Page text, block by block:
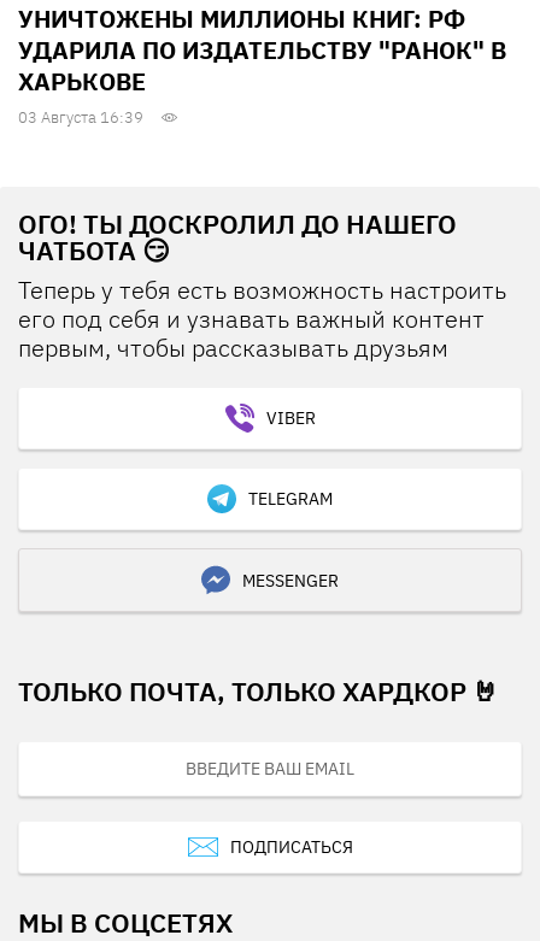
УНИЧТОЖЕНЫ МИЛЛИОНЫ КНИГ: РФ
УДАРИЛА ПО ИЗДАТЕЛЬСТВУ "РАНОК" В
ХАРЬКОВЕ
03 Августа 16:39
ОГО! ТЫ ДОСКРОЛИЛ ДО НАШЕГО
ЧАТБОТА 😏
Теперь у тебя есть возможность настроить
его под себя и узнавать важный контент
первым, чтобы рассказывать друзьям
VIBER
TELEGRAM
MESSENGER
ТОЛЬКО ПОЧТА, ТОЛЬКО ХАРДКОР 🤘
ПОДПИСАТЬСЯ
МЫ В СОЦСЕТЯХ